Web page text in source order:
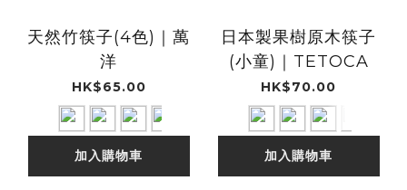
天然竹筷子(4色)｜萬
洋
HK$65.00
加入購物車
日本製果樹原木筷子
(小童)｜TETOCA
HK$70.00
加入購物車